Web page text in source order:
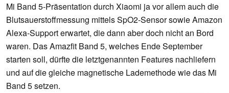
Mi Band 5-Präsentation durch Xiaomi ja vor allem auch die
Blutsauerstoffmessung mittels SpO2-Sensor sowie Amazon
Alexa-Support erwartet, die dann aber doch nicht an Bord
waren. Das Amazfit Band 5, welches Ende September
starten soll, dürfte die letztgenannten Features nachliefern
und auf die gleiche magnetische Lademethode wie das Mi
Band 5 setzen.